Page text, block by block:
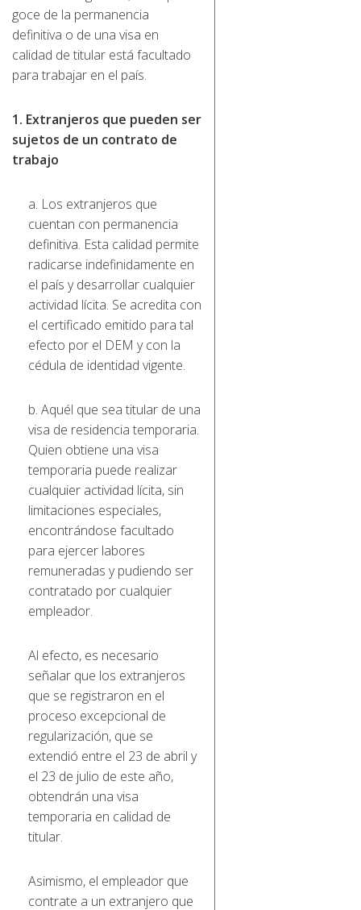
goce de la permanencia
definitiva o de una visa en
calidad de titular está facultado
para trabajar en el país.
1. Extranjeros que pueden ser
sujetos de un contrato de
trabajo
a. Los extranjeros que
cuentan con permanencia
definitiva. Esta calidad permite
radicarse indefinidamente en
el país y desarrollar cualquier
actividad lícita. Se acredita con
el certificado emitido para tal
efecto por el DEM y con la
cédula de identidad vigente.
b. Aquél que sea titular de una
visa de residencia temporaria.
Quien obtiene una visa
temporaria puede realizar
cualquier actividad lícita, sin
limitaciones especiales,
encontrándose facultado
para ejercer labores
remuneradas y pudiendo ser
contratado por cualquier
empleador.
Al efecto, es necesario
señalar que los extranjeros
que se registraron en el
proceso excepcional de
regularización, que se
extendió entre el 23 de abril y
el 23 de julio de este año,
obtendrán una visa
temporaria en calidad de
titular.
Asimismo, el empleador que
contrate a un extranjero que